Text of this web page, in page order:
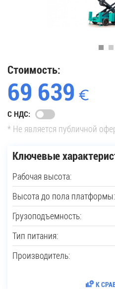
Купить новую технику
Сферы применения
Запчасти
Услуги
О компании
Контакты
Ключевые
Рабочая высота:
Высота до пола платформы:
Грузоподъемность:
Тип питания:
Производитель:
К
Стоимость:
69 639
С НДС:
* Не является публичной